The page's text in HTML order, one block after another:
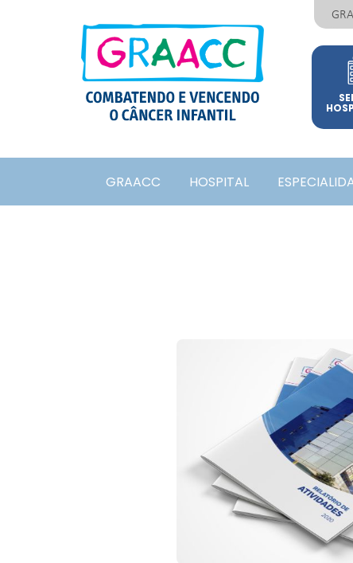
GRAACC HOSPITAL